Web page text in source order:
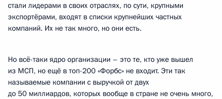
стали лидерами в своих отраслях, по сути, крупными
экспортёрами, входят в списки крупнейших частных
компаний. Их не так много, но они есть.
Но всё-таки ядро организации – это те, кто уже вышел
из МСП, но ещё в топ-200 «Форбс» не входит. Эти так
называемые компании с выручкой от двух
до 50 миллиардов, которых вообще в стране не очень много,